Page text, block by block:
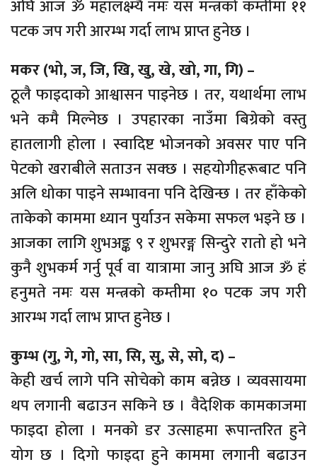
अघि आज ॐ महालक्ष्म्यै नमः यस मन्त्रको कम्तीमा ११
पटक जप गरी आरम्भ गर्दा लाभ प्राप्त हुनेछ ।
मकर (भो, ज, जि, खि, खु, खे, खो, गा, गि) –
ठूलै फाइदाको आश्वासन पाइनेछ । तर, यथार्थमा लाभ
भने कमै मिल्नेछ । उपहारका नाउँमा बिग्रेको वस्तु
हातलागी होला । स्वादिष्ट भोजनको अवसर पाए पनि
पेटको खराबीले सताउन सक्छ । सहयोगीहरूबाट पनि
अलि धोका पाइने सम्भावना पनि देखिन्छ । तर हाँकेको
ताकेको काममा ध्यान पुर्याउन सकेमा सफल भइने छ ।
आजका लागि शुभअङ्क ९ र शुभरङ्ग सिन्दुरे रातो हो भने
कुनै शुभकर्म गर्नु पूर्व वा यात्रामा जानु अघि आज ॐ हं
हनुमते नमः यस मन्त्रको कम्तीमा १० पटक जप गरी
आरम्भ गर्दा लाभ प्राप्त हुनेछ ।
कुम्भ (गु, गे, गो, सा, सि, सु, से, सो, द) –
केही खर्च लागे पनि सोचेको काम बन्नेछ । व्यवसायमा
थप लगानी बढाउन सकिने छ । वैदेशिक कामकाजमा
फाइदा होला । मनको डर उत्साहमा रूपान्तरित हुने
योग छ । दिगो फाइदा हुने काममा लगानी बढाउन